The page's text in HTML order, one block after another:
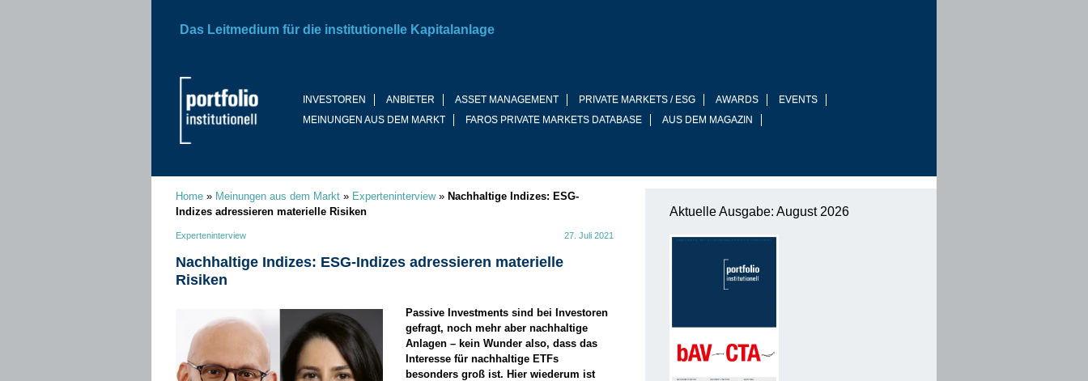
INVESTOREN ANBIETER ASSET MANAGEMENT PRIVATE MARKETS / ESG AWARDS
EVENTS
MEINUNGEN AUS DEM MARKT
FAROS PRIVATE MARKETS DATABASE AUS DEM MAGAZIN
Das Leitmedium für die institutionelle Kapitalanlage
Home » Meinungen aus dem Markt » Experteninterview» Nachhaltige Indizes: ESG-
Indizes adressieren materielle Risiken
Experteninterview 27. Juli 2021
Nachhaltige Indizes: ESG-Indizes adressieren materielle
Risiken
Passive Investments sind bei Investoren
gefragt, noch mehr aber nachhaltige
Anlagen – kein Wunder also, dass das
Interesse für nachhaltige ETFs
besonders groß ist. Hier wiederum ist
Aktuelle Ausgabe: August 2026